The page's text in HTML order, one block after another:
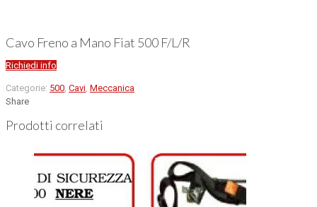
Cavo Freno a Mano Fiat 500 F/L/R
Richiedi info
Categorie: 500 Cavi Meccanica
Share
Prodotti correlati